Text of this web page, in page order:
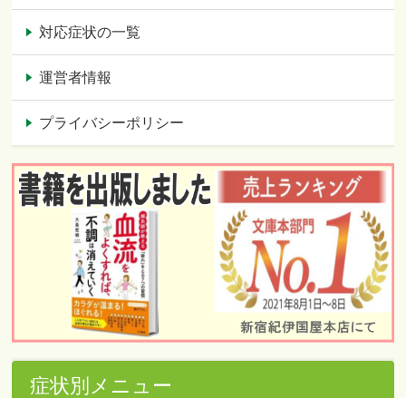
対応症状の一覧
運営者情報
プライバシーポリシー
症状別メニュー